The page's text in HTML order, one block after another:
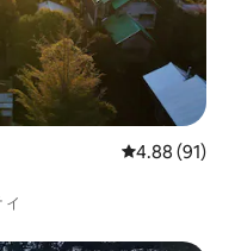
レビュー91
4.88 (91)